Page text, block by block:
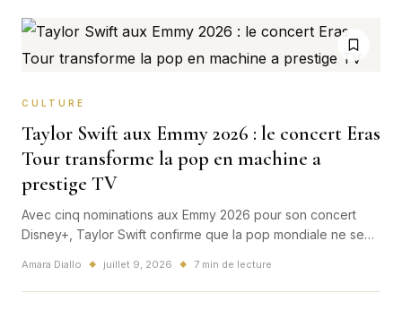
CULTURE
Taylor Swift aux Emmy 2026 : le concert Eras
Tour transforme la pop en machine a
prestige TV
Avec cinq nominations aux Emmy 2026 pour son concert
Disney+, Taylor Swift confirme que la pop mondiale ne se
Amara Diallo ◆ juillet 9, 2026 ◆ 7 min de lecture